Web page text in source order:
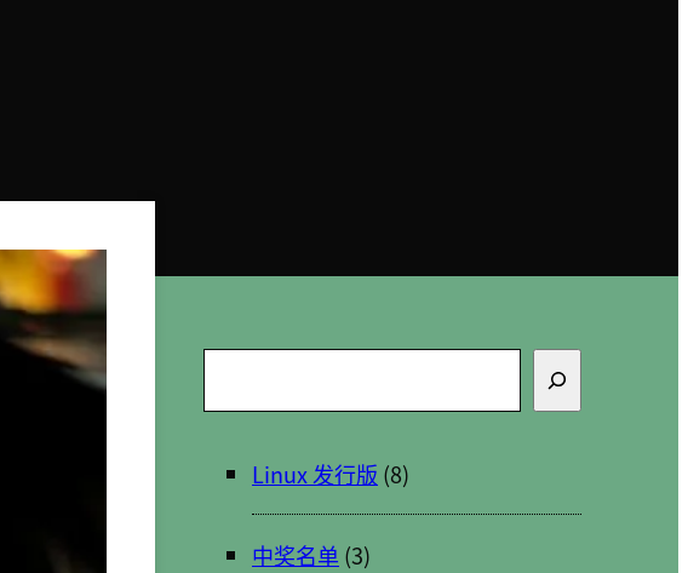
索
Linux 发行版 (8)
中奖名单 (3)